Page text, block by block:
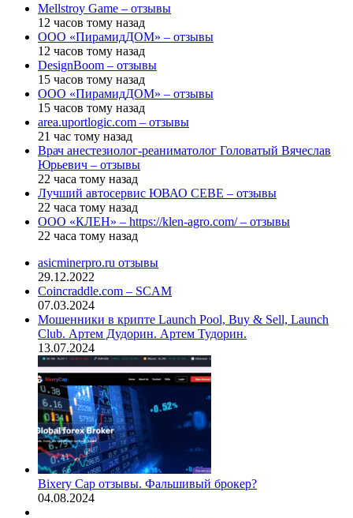
Mellstroy Game – отзывы
12 часов тому назад
ООО «ПирамидДОМ» – отзывы
12 часов тому назад
DesignBoom – отзывы
15 часов тому назад
ООО «ПирамидДОМ» – отзывы
15 часов тому назад
area.uportlogic.com – отзывы
21 час тому назад
Врач анестезиолог-реаниматолог Головатый Вячеслав
Юрьевич – отзывы
22 часа тому назад
Лучший автосервис ЮВАО CEBE – отзывы
22 часа тому назад
ООО «КЛЕН» – https://klen-agro.com/ – отзывы
22 часа тому назад
asicminerpro.ru отзывы
29.12.2022
Coincraddle.com – SCAM
07.03.2024
Мошенники в крипте Launch Pool, Buy & Sell, Launch
Club. Артем Дудорин. Артем Тудорин.
13.07.2024
Bixery Cap отзывы. Фальшивый брокер?
04.08.2024